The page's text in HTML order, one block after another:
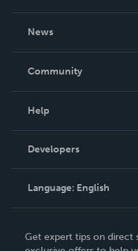
News
In The News
Community
Podcast
Help
Order Lookup
Knowledge Base
Contact Support
Developers
Language: English
Deutsch
Get expert tips on direct